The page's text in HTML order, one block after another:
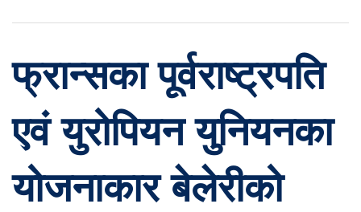
फ्रान्सका पूर्वराष्ट्रपति
एवं युरोपियन युनियनका
योजनाकार बेलेरीको